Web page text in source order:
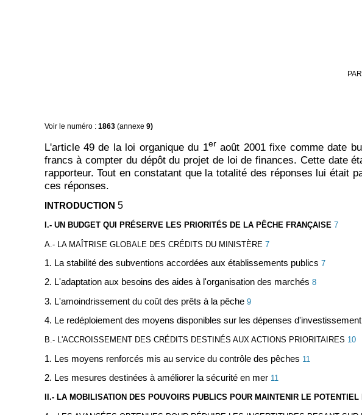
PAR
Voir le numéro : 1863(annexe 9)
L'article 49 de la loi organique du 1eraoût 2001 fixe comme date
francs à compter du dépôt du projet de loi de finances. Cette date
rapporteur. Tout en constatant que la totalité des réponses lui était
ces réponses.
INTRODUCTION 5
I.- UN BUDGET QUI PRÉSERVE LES PRIORITÉS DE LA PÊCHE FRANÇAISE 7
A.- LA MAÎTRISE GLOBALE DES CRÉDITS DU MINISTÈRE 7
1. La stabilité des subventions accordées aux établissements publics 7
2. L'adaptation aux besoins des aides à l'organisation des marchés 8
3. L'amoindrissement du coût des prêts à la pêche 9
4. Le redéploiement des moyens disponibles sur les dépenses d'investissement
B.- L'ACCROISSEMENT DES CRÉDITS DESTINÉS AUX ACTIONS PRIORITAIRES 10
1. Les moyens renforcés mis au service du contrôle des pêches 11
2. Les mesures destinées à améliorer la sécurité en mer 11
II.- LA MOBILISATION DES POUVOIRS PUBLICS POUR MAINTENIR LE